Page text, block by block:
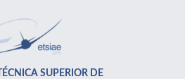
SUPERIOR DE